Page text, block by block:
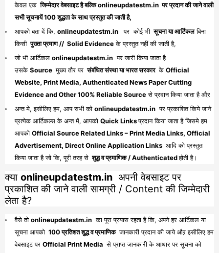
केवल एक जिम्मेदार वेबसाइट है बल्कि onlineupdatestm.in पर प्रदान की जाने वाली
सभी सूचनायें 100 शुद्धता के साथ प्रस्तुत की जाती है,
आपको बता दें कि, onlineupdatestm.in पर कोई भी सूचना या आर्टिकलबिना
किसी पुख्ता प्रमाण // Solid Evidenceके प्रस्तुत नहीं की जाती है,
जो भी आर्टिकल onlineupdatestm.in पर जारी किया जाता है
उसके Source मुख्य तौर पर संबंधित संस्था या भारत सरकार के Official
Website, Print Media, Authenticated News Paper Cutting
Evidence and Other 100% Reliable Sourceसे प्रदान किया जाता है औऱ
अन्त मे, इसीलिए हम, आप सभी को onlineupdatestm.in पर प्रकाशित किये जाने
प्रत्येक आर्टिकल्स के अन्त में, आपको Quick Linksप्रदान किया जाता है जिसमे हम
आपको Official Source Related Links – Print Media Links, Official
Advertisement, Direct Online Application Links आदि को प्रस्तुत
किया जाता है जो कि, पूरी तरह से शुद्ध व प्रमाणिक / Authenticatedहोती है।
क्या onlineupdatestm.in अपनी वेबसाइट पर
प्रकाशित की जाने वाली सामग्री / Content की जिम्मेदारी
लेता है?
वैसे तो onlineupdatestm.in का पूरा प्रयास रहता है कि, अपने हर आर्टिकल या
सूचना आपको 100 प्रतिशत शुद्ध व प्रमाणिक जानकारी प्रदान की जाये औऱ इसीलिए हम
वेबसाइट पर Official Print Media से प्राप्त जानकारी के आधार पर सूचना को